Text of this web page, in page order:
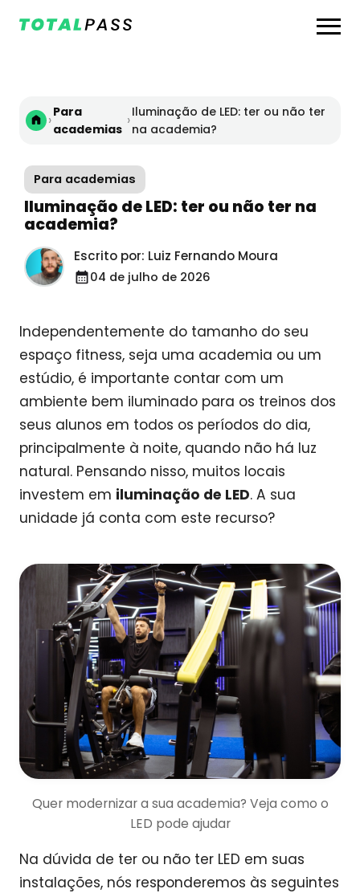
›Para
academias
›Iluminação de LED: ter ou não ter
na academia?
Para academias
Iluminação de LED: ter ou não ter na
academia?
Escrito por: Luiz Fernando Moura
04 de julho de 2026
Independentemente do tamanho do seu
espaço fitness, seja uma academia ou um
estúdio, é importante contar com um
ambiente bem iluminado para os treinos dos
seus alunos em todos os períodos do dia,
principalmente à noite, quando não há luz
natural. Pensando nisso, muitos locais
investem em iluminação de LED. A sua
unidade já conta com este recurso?
Quer modernizar a sua academia? Veja como o
LED pode ajudar
Na dúvida de ter ou não ter LED em suas
instalações, nós responderemos às seguintes